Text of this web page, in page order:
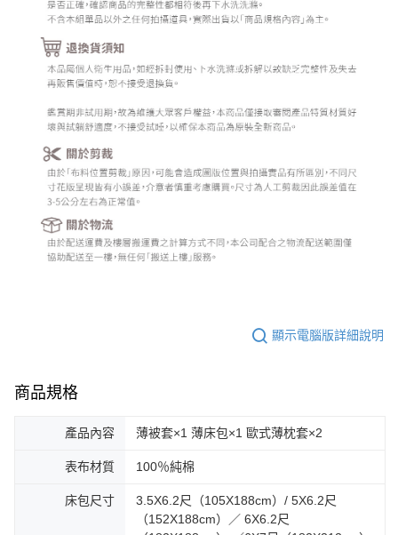
顯示電腦版詳細說明
商品規格
產品內容 薄被套×1 薄床包×1 歐式薄枕套×2
表布材質 100％純棉
床包尺寸
3.5X6.2尺（105X188cm）/ 5X6.2尺
（152X188cm）／ 6X6.2尺